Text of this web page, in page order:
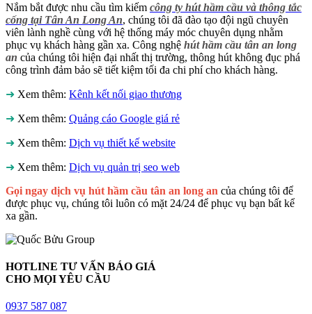
Nắm bắt được nhu cầu tìm kiếm công ty hút hầm cầu và thông tắc
cống tại Tân An Long An, chúng tôi đã đào tạo đội ngũ chuyên
viên lành nghề cùng với hệ thống máy móc chuyên dụng nhằm
phục vụ khách hàng gần xa. Công nghệ hút hầm cầu tân an long
an của chúng tôi hiện đại nhất thị trường, thông hút không đục phá
công trình đảm bảo sẽ tiết kiệm tối đa chi phí cho khách hàng.
➜ Xem thêm: Kênh kết nối giao thương
➜ Xem thêm: Quảng cáo Google giá rẻ
➜ Xem thêm: Dịch vụ thiết kế website
➜ Xem thêm: Dịch vụ quản trị seo web
Gọi ngay dịch vụ hút hầm cầu tân an long an của chúng tôi để
được phục vụ, chúng tôi luôn có mặt 24/24 để phục vụ bạn bất kể
xa gần.
HOTLINE TƯ VẤN BÁO GIÁ
CHO MỌI YÊU CẦU
0937 587 087